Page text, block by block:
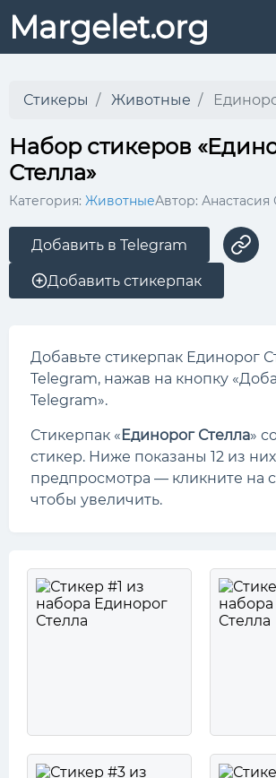
Margelet.org
Стикеры Животные
Набор стикеров
Стелла»
Категория: ЖивотныеАвтор:
Добавить в Telegram
Добавить стикерпак
Добавьте стикерпак Единорог
Telegram, нажав на кнопку
Telegram».
Стикерпак «Единорог Стелла»
стикер. Ниже показаны 12 из
предпросмотра — кликните на
чтобы увеличить.